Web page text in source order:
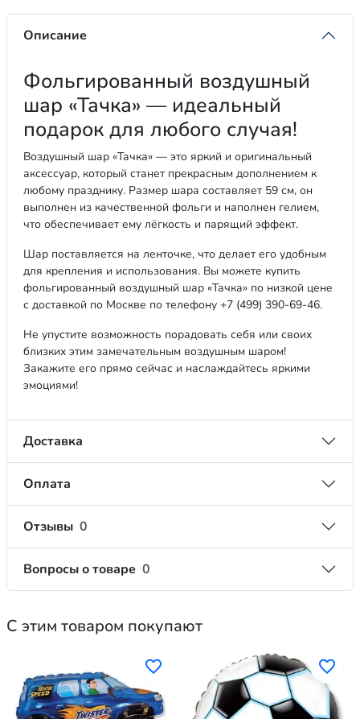
Описание
Фольгированный воздушный
шар «Тачка» — идеальный
подарок для любого случая!
Воздушный шар «Тачка» — это яркий и оригинальный
аксессуар, который станет прекрасным дополнением к
любому празднику. Размер шара составляет 59 см, он
выполнен из качественной фольги и наполнен гелием,
что обеспечивает ему лёгкость и парящий эффект.
Шар поставляется на ленточке, что делает его удобным
для крепления и использования. Вы можете купить
фольгированный воздушный шар «Тачка» по низкой цене
с доставкой по Москве по телефону +7 (499) 390-69-46.
Не упустите возможность порадовать себя или своих
близких этим замечательным воздушным шаром!
Закажите его прямо сейчас и наслаждайтесь яркими
эмоциями!
Доставка
Оплата
Отзывы 0
Вопросы о товаре 0
С этим товаром покупают